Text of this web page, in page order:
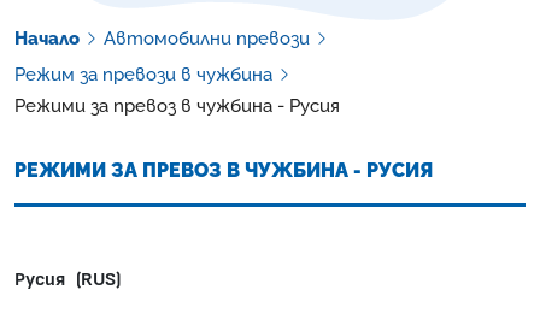
Начало
Автомобилни превози
Режим за превози в чужбина
Режими за превоз в чужбина - Русия
РЕЖИМИ ЗА ПРЕВОЗ В ЧУЖБИНА - РУСИЯ
Русия (RUS)